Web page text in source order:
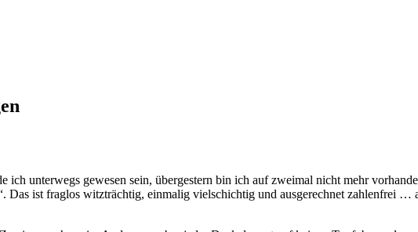
ich unterwegs gewesen sein, übergestern bin ich auf zweimal nicht mehr
Das ist fraglos witzträchtig, einmalig vielschichtig und ausgerechnet zahlenfrei …